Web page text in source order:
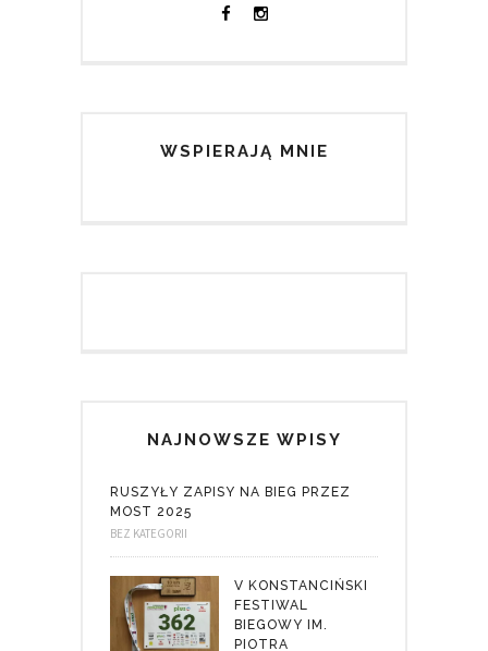
WSPIERAJĄ MNIE
NAJNOWSZE WPISY
RUSZYŁY ZAPISY NA BIEG PRZEZ
MOST 2025
BEZ KATEGORII
V KONSTANCIŃSKI
FESTIWAL
BIEGOWY IM.
PIOTRA